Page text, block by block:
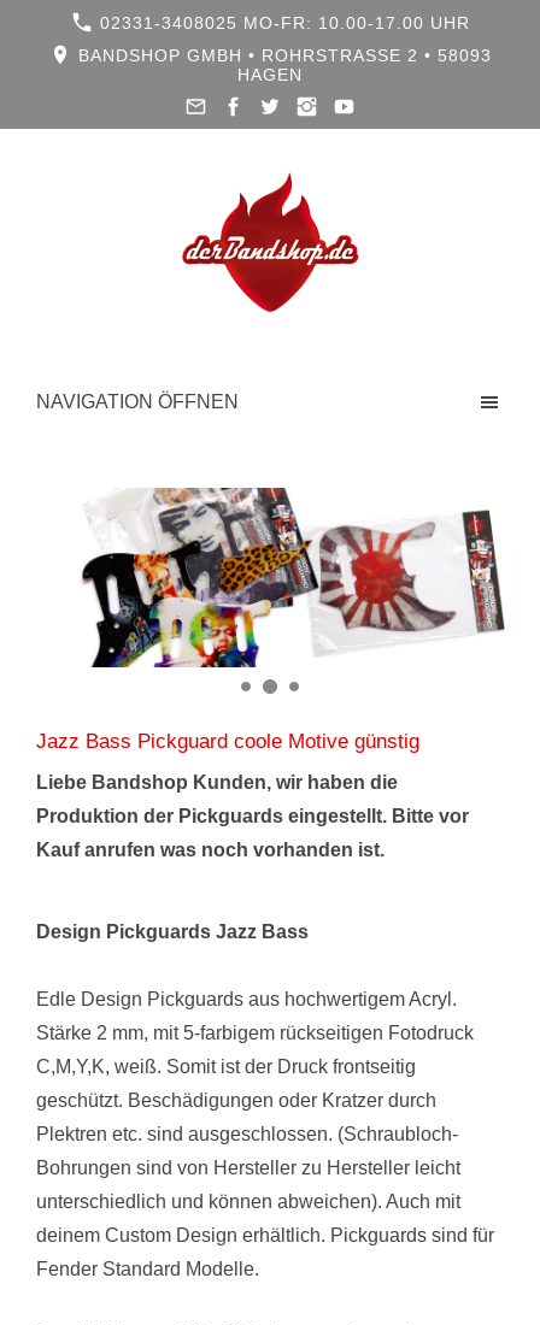
02331-3408025 MO-FR: 10.00-17.00 UHR
BANDSHOP GMBH • ROHRSTRASSE 2 • 58093 H
AGEN
NAVIGATION ÖFFNEN
Jazz Bass Pickguard coole Motive günstig
Liebe Bandshop Kunden, wir haben die
Produktion der Pickguards eingestellt. Bitte vor
Kauf anrufen was noch vorhanden ist.
Design Pickguards Jazz Bass
Edle Design Pickguards aus hochwertigem Acryl.
Stärke 2 mm, mit 5-farbigem rückseitigen Fotodruck
C,M,Y,K, weiß. Somit ist der Druck frontseitig
geschützt. Beschädigungen oder Kratzer durch
Plektren etc. sind ausgeschlossen. (Schraubloch-
Bohrungen sind von Hersteller zu Hersteller leicht
unterschiedlich und können abweichen). Auch mit
deinem Custom Design erhältlich. Pickguards sind für
Fender Standard Modelle.